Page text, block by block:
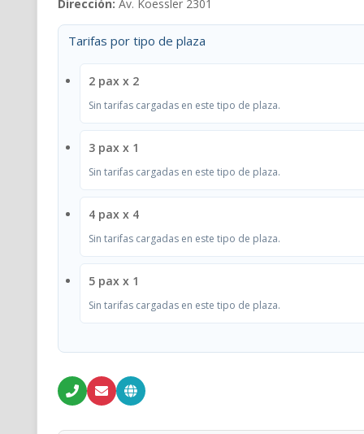
Dirección: Av. Koessler 2301
Tarifas por tipo de plaza
2 pax x 2
Sin tarifas cargadas en este tipo de plaza.
3 pax x 1
Sin tarifas cargadas en este tipo de plaza.
4 pax x 4
Sin tarifas cargadas en este tipo de plaza.
5 pax x 1
Sin tarifas cargadas en este tipo de plaza.